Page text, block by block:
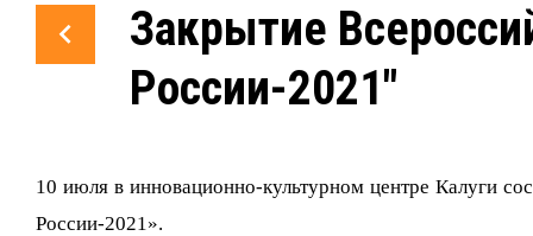
Закрытие
России-2021"
10 июля в инновационно-культурном центре Калуги
России-2021».